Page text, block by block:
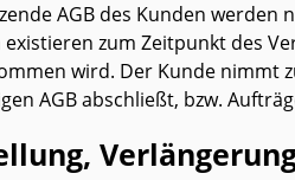
AGB des Kunden
zum Zeitpunkt des
wird. Der Kunde
AGB abschließt, bzw.